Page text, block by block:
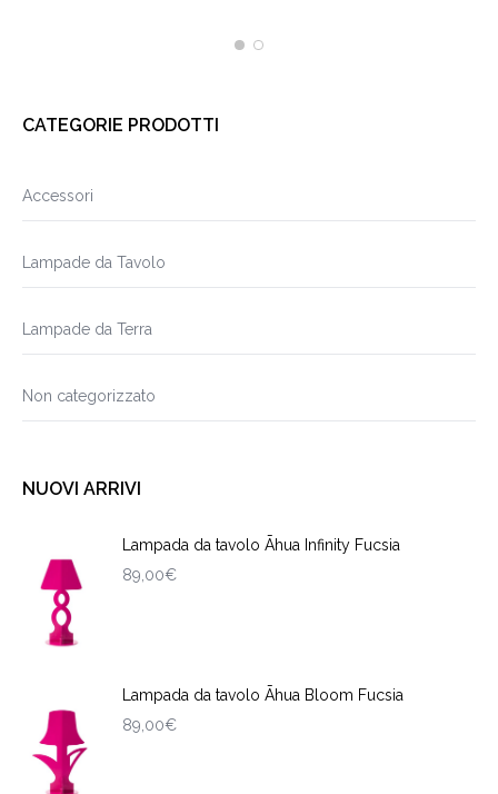
CATEGORIE PRODOTTI
Accessori
Lampade da Tavolo
Lampade da Terra
Non categorizzato
NUOVI ARRIVI
Lampada da tavolo Āhua Infinity Fucsia
89,00€
Lampada da tavolo Āhua Bloom Fucsia
89,00€